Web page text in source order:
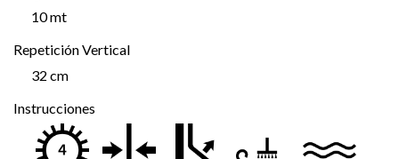
10 mt
Repetición Vertical
32 cm
Instrucciones